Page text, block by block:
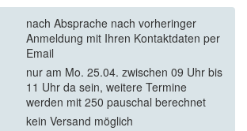
nach Absprache nach vorheringer
Anmeldung mit Ihren Kontaktdaten per
Email
nur am Mo. 25.04. zwischen 09 Uhr bis
11 Uhr da sein, weitere Termine
werden mit 250 pauschal berechnet
kein Versand möglich